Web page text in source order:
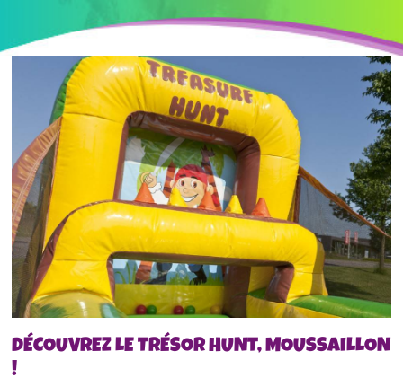
DÉCOUVREZ LE TRÉSOR HUNT, MOUSSAILLON
!